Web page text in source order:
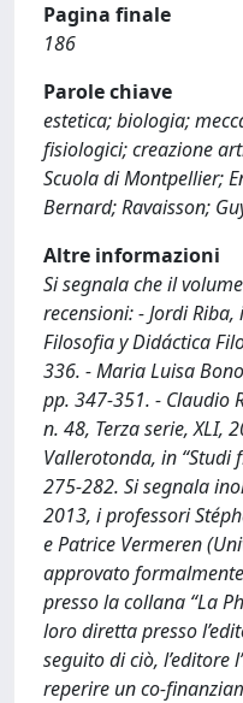
Pagina finale
186
Parole chiave
estetica; biologia;
fisiologici; creazione
Scuola di Montpellier;
Bernard; Ravaisson;
Altre informazioni
Si segnala che il
recensioni: - Jordi Riba,
Filosofia y Didáctica
336. - Maria Luisa
pp. 347-351. - Claudio
n. 48, Terza serie, XLI,
Vallerotonda, in “Studi
275-282. Si segnala
2013, i professori
e Patrice Vermeren
approvato
presso la collana “La
loro diretta presso
seguito di ciò, l’editore
reperire un co-